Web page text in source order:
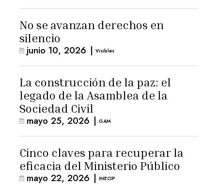
No se avanzan derechos en
silencio
junio 10, 2026 | Visibles
La construcción de la paz: el
legado de la Asamblea de la
Sociedad Civil
mayo 25, 2026 | GAM
Cinco claves para recuperar la
eficacia del Ministerio Público
mayo 22, 2026 | INECIP